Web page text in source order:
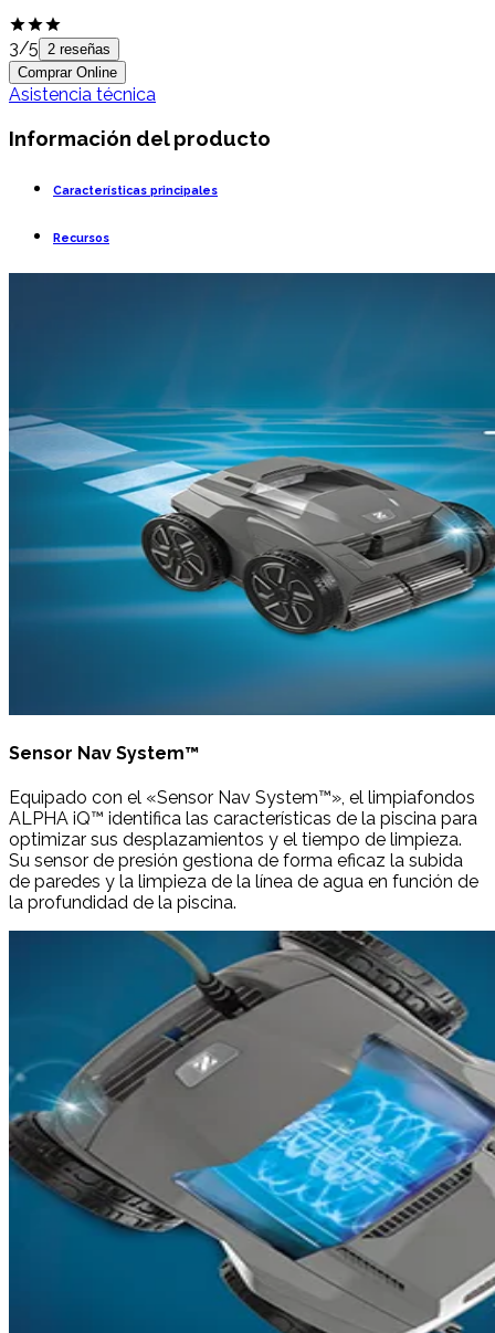
3/5 2 reseñas
Comprar Online
Asistencia técnica
Información del producto
Características principales
Recursos
Sensor Nav System™
Equipado con el «Sensor Nav System™», el limpiafondos
ALPHA iQ™ identifica las características de la piscina para
optimizar sus desplazamientos y el tiempo de limpieza.
Su sensor de presión gestiona de forma eficaz la subida
de paredes y la limpieza de la línea de agua en función de
la profundidad de la piscina.